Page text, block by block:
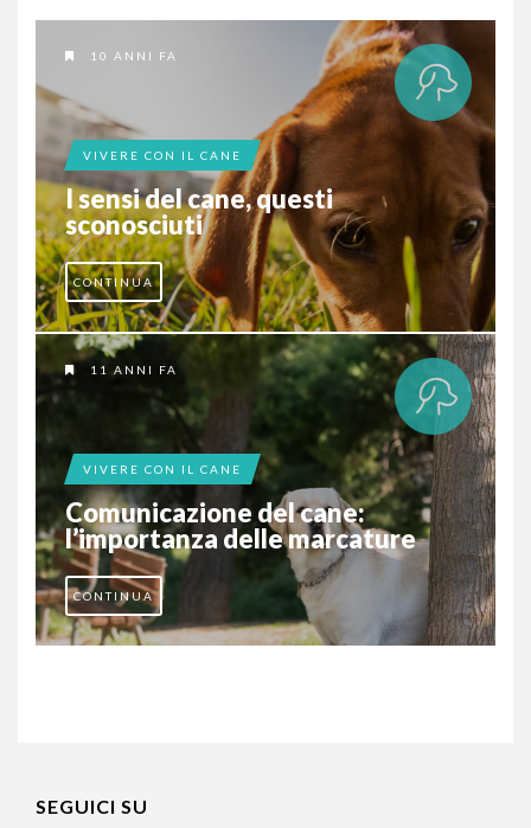
10 ANNI FA
VIVERE CON IL CANE
I sensi del cane, questi
sconosciuti
CONTINUA
11 ANNI FA
VIVERE CON IL CANE
Comunicazione del cane:
l’importanza delle marcature
CONTINUA
SEGUICI SU